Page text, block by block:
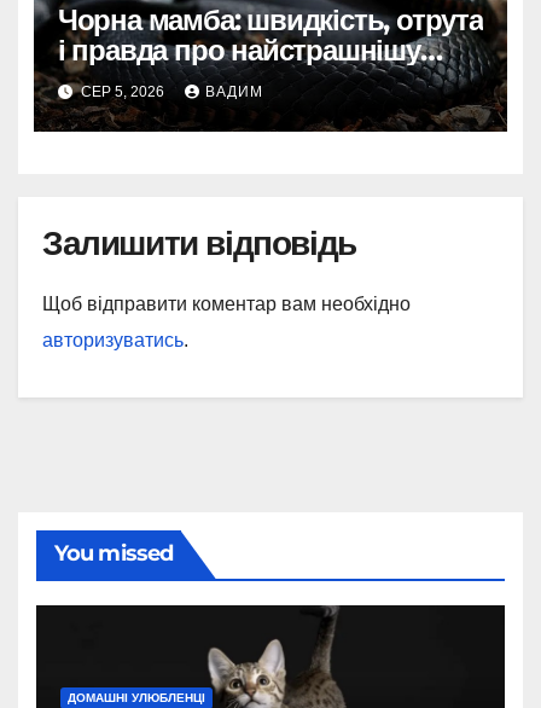
Чорна мамба: швидкість, отрута
і правда про найстрашнішу
змію Африки
СЕР 5, 2026 ВАДИМ
Залишити відповідь
Щоб відправити коментар вам необхідно
авторизуватись.
You missed
ДОМАШНІ УЛЮБЛЕНЦІ